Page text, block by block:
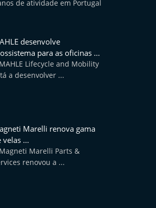
de atividade em Portugal
desenvolve
para as oficinas ...
Lifecycle and Mobility
a desenvolver ...
Marelli renova gama
velas ...
Marelli Parts &
renovou a ...